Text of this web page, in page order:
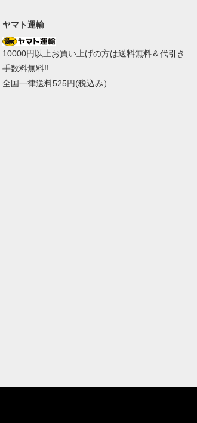
ヤマト運輸
10000円以上お買い上げの方は送料無料＆代引き
手数料無料!!
全国一律送料525円(税込み）